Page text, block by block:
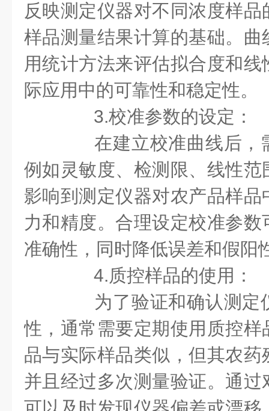
反映测定仪器对不同浓度样
样品测量结果计算的基础。
用统计方法来评估拟合度和
际应用中的可靠性和稳定性。
3.校准参数的设定：
在建立校准曲线后，
例如灵敏度、检测限、线性
影响到测定仪器对农产品样
力和精度。合理设定校准参
准确性，同时降低误差和假阳
4.质控样品的使用：
为了验证和确认测定
性，通常需要定期使用质控
品与实际样品类似，但其农
并且经过多次测量验证。通